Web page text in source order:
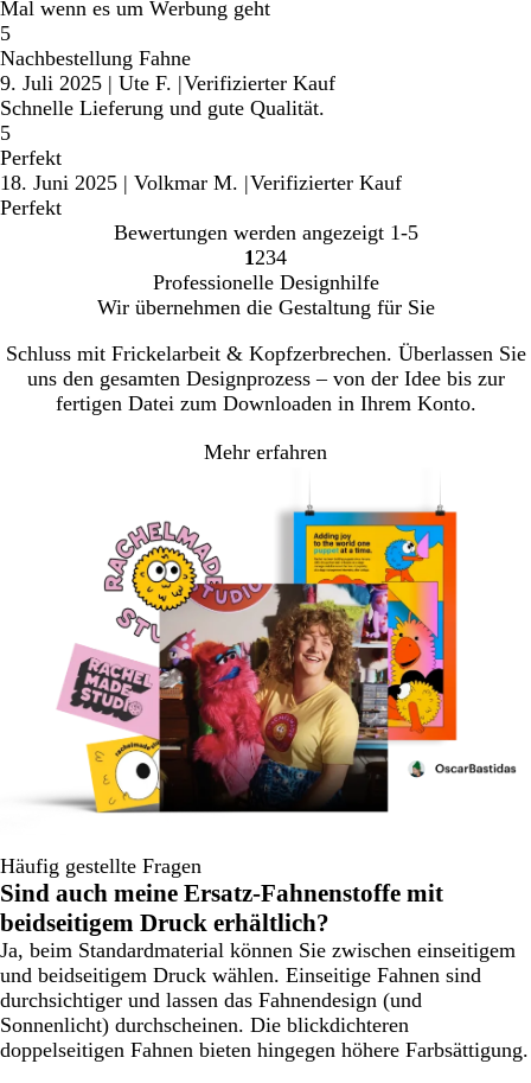
Mal wenn es um Werbung geht
5
Nachbestellung Fahne
9. Juli 2025 | Ute F. |Verifizierter Kauf
Schnelle Lieferung und gute Qualität.
5
Perfekt
18. Juni 2025 | Volkmar M. |Verifizierter Kauf
Perfekt
Bewertungen werden angezeigt 1-5
Gehe
zu
Seite
1 Gehe
zu
Seite
2 Gehe
zu
Seite
3Gehe
zu
Seite
4
Professionelle Designhilfe
Wir übernehmen die Gestaltung für Sie
Schluss mit Frickelarbeit & Kopfzerbrechen. Überlassen Sie
uns den gesamten Designprozess – von der Idee bis zur
fertigen Datei zum Downloaden in Ihrem Konto.
Mehr erfahren
Häufig gestellte Fragen
Sind auch meine Ersatz-Fahnenstoffe mit
beidseitigem Druck erhältlich?
Ja, beim Standardmaterial können Sie zwischen einseitigem
und beidseitigem Druck wählen. Einseitige Fahnen sind
durchsichtiger und lassen das Fahnendesign (und
Sonnenlicht) durchscheinen. Die blickdichteren
doppelseitigen Fahnen bieten hingegen höhere Farbsättigung.